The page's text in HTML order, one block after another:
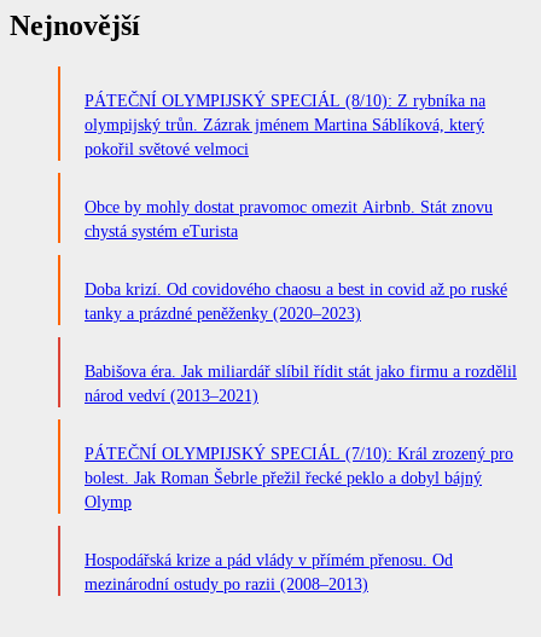
Nejnovější
PÁTEČNÍ OLYMPIJSKÝ SPECIÁL (8/10): Z rybníka na
olympijský trůn. Zázrak jménem Martina Sáblíková, který
pokořil světové velmoci
Obce by mohly dostat pravomoc omezit Airbnb. Stát znovu
chystá systém eTurista
Doba krizí. Od covidového chaosu a best in covid až po ruské
tanky a prázdné peněženky (2020–2023)
Babišova éra. Jak miliardář slíbil řídit stát jako firmu a rozdělil
národ vedví (2013–2021)
PÁTEČNÍ OLYMPIJSKÝ SPECIÁL (7/10): Král zrozený pro
bolest. Jak Roman Šebrle přežil řecké peklo a dobyl bájný
Olymp
Hospodářská krize a pád vlády v přímém přenosu. Od
mezinárodní ostudy po razii (2008–2013)